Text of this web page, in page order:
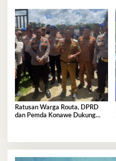
Ratusan Warga Routa, DPRD
dan Pemda Konawe Dukung